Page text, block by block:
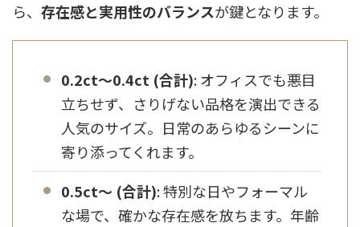
ら、 存在感と実用性のバランスが鍵となります。
0.2ct～0.4ct (合計): オフィスでも悪目
立ちせず、さりげない品格を演出できる
人気のサイズ。日常のあらゆるシーンに
寄り添ってくれます。
0.5ct～ (合計): 特別な日やフォーマル
な場で、確かな存在感を放ちます。年齢